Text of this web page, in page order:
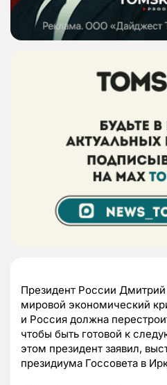
Президент России
мировой экономический
и Россия должна
чтобы быть готовой к
этом президент заявил,
президиума Госсовета в